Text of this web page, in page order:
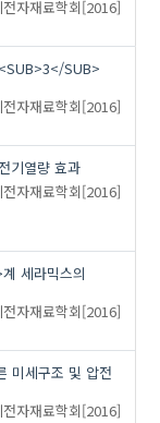
자재료학회[2016]
SUB>
자재료학회[2016]
기열량 효과
자재료학회[2016]
세라믹스의
자재료학회[2016]
미세구조 및 압전
자재료학회[2016]